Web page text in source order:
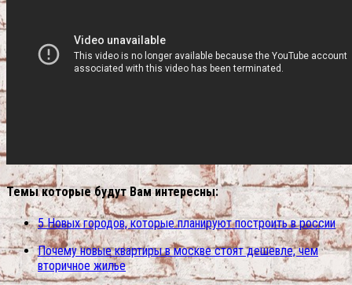
Темы которые будут Вам интересны:
5 Новых городов, которые планируют построить в россии
Почему новые квартиры в москве стоят дешевле, чем
вторичное жилье